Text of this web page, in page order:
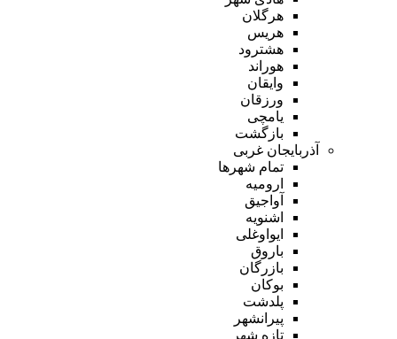
هرگلان
هریس
هشترود
هوراند
وایقان
ورزقان
یامچی
بازگشت
آذربایجان غربی
تمام شهر‌ها
ارومیه
آواجیق
اشنویه
ایواوغلی
باروق
بازرگان
بوکان
پلدشت
پیرانشهر
تازه شهر